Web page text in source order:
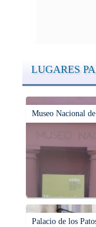
LUGARES
Museo Nacional
Palacio de los